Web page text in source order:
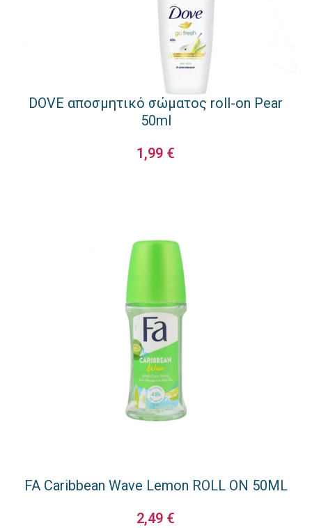
DOVE αποσμητικό σώματος roll-on Pear
50ml
1,99 €
FA Caribbean Wave Lemon ROLL ΟΝ 50ML
2,49 €